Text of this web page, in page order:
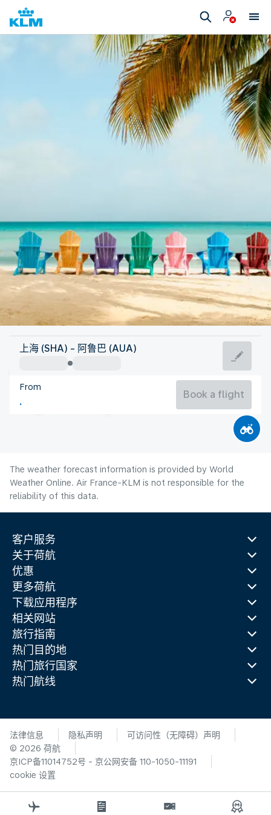
Aruba
Aruba
Aruba
上海 (SHA) - 阿鲁巴 (AUA)
From
Book a flight
The weather forecast information is provided by World
Weather Online. Air France-KLM is not responsible for the
reliability of this data.
客户服务
关于荷航
优惠
更多荷航
下载应用程序
相关网站
旅行指南
热门目的地
热门旅行国家
热门航线
法律信息 隐私声明
可访问性（无障碍）声明
© 2026 荷航
京ICP备11014752号 - 京公网安备 110-1050-11191
cookie 设置